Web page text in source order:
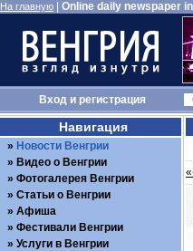
На главную Online daily newspaper
Входи регистрация
Навигация
Новости Венгрии
Видео о Венгрии
Фотогалерея Венгрии
Статьи о Венгрии
Афиша
Фестивали Венгрии
Услуги в Венгрии